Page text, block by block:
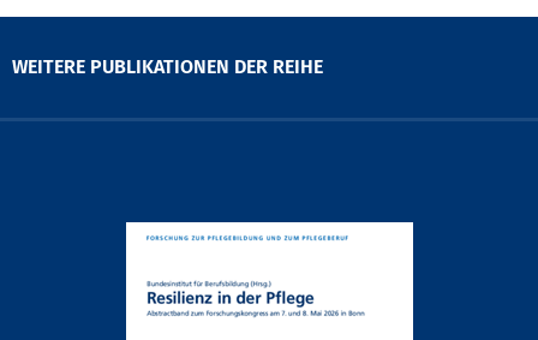
WEITERE PUBLIKATIONEN DER REIHE